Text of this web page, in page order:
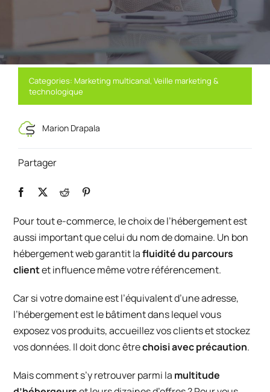
Categories: Marketing multicanal, Veille marketing &
technologique
Marion Drapala
Partager
Pour tout e-commerce, le choix de l’hébergement est
aussi important que celui du nom de domaine. Un bon
hébergement web garantit lafluidité du parcours
clientet influence même votre référencement.
Car si votre domaine est l’équivalent d’une adresse,
l’hébergement est le bâtiment dans lequel vous
exposez vos produits, accueillez vos clients et stockez
vos données. Il doit donc êtrechoisi avec précaution.
Mais comment s’y retrouver parmi la multitude